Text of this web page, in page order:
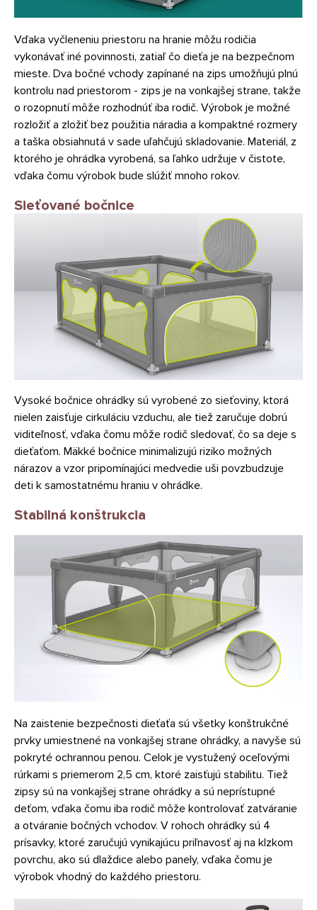
Vďaka vyčleneniu priestoru na hranie môžu rodičia
vykonávať iné povinnosti, zatiaľ čo dieťa je na bezpečnom
mieste. Dva bočné vchody zapínané na zips umožňujú plnú
kontrolu nad priestorom - zips je na vonkajšej strane, takže
o rozopnutí môže rozhodnúť iba rodič. Výrobok je možné
rozložiť a zložiť bez použitia náradia a kompaktné rozmery
a taška obsiahnutá v sade uľahčujú skladovanie. Materiál, z
ktorého je ohrádka vyrobená, sa ľahko udržuje v čistote,
vďaka čomu výrobok bude slúžiť mnoho rokov.
Sieťované bočnice
Vysoké bočnice ohrádky sú vyrobené zo sieťoviny, ktorá
nielen zaisťuje cirkuláciu vzduchu, ale tiež zaručuje dobrú
viditeľnosť, vďaka čomu môže rodič sledovať, čo sa deje s
dieťaťom. Mäkké bočnice minimalizujú riziko možných
nárazov a vzor pripomínajúci medvedie uši povzbudzuje
deti k samostatnému hraniu v ohrádke.
Stabilná konštrukcia
Na zaistenie bezpečnosti dieťaťa sú všetky konštrukčné
prvky umiestnené na vonkajšej strane ohrádky, a navyše sú
pokryté ochrannou penou. Celok je vystužený oceľovými
rúrkami s priemerom 2,5 cm, ktoré zaisťujú stabilitu. Tiež
zipsy sú na vonkajšej strane ohrádky a sú neprístupné
deťom, vďaka čomu iba rodič môže kontrolovať zatváranie
a otváranie bočných vchodov. V rohoch ohrádky sú 4
prísavky, ktoré zaručujú vynikajúcu priľnavosť aj na klzkom
povrchu, ako sú dlaždice alebo panely, vďaka čomu je
výrobok vhodný do každého priestoru.